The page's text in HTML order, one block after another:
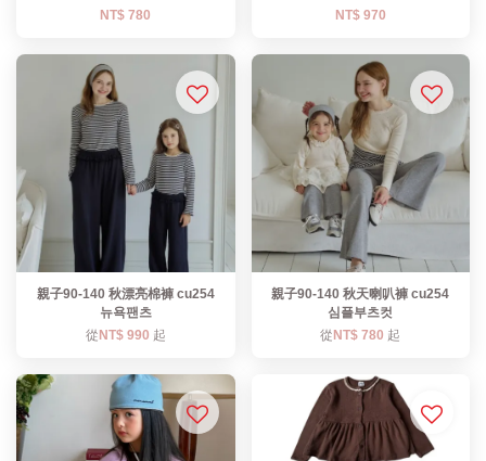
NT$ 780
NT$ 970
親子90-140 秋漂亮棉褲 cu254
뉴욕팬츠
從 NT$ 990 起
親子90-140 秋天喇叭褲 cu254
심플부츠컷
從 NT$ 780 起